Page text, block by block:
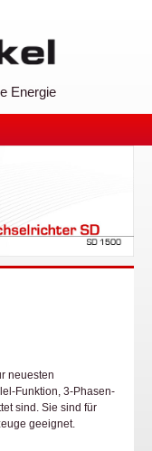
Energie
neuesten
Funktion, 3-Phasen-
sind. Sie sind für
geeignet.